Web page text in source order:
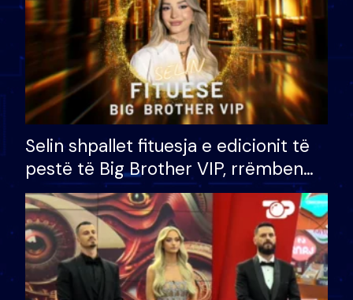
Selin shpallet fituesja e edicionit të
pestë të Big Brother VIP, rrëmben
çmimin e madh prej 100 mijë eurosh